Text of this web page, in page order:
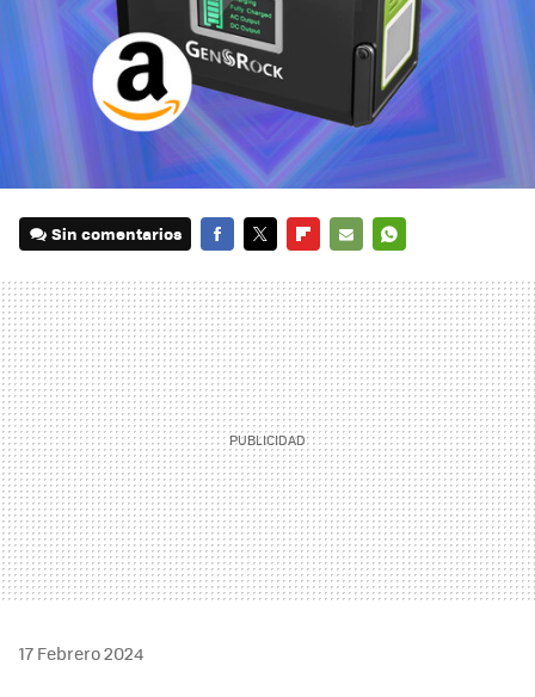
Sin comentarios
MAIL
17 Febrero 2024